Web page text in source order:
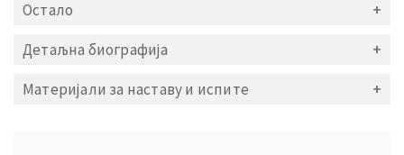
Остало
Детаљна биографија
Материјали за наставу и испите